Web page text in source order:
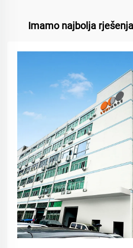
Imamo najbolja